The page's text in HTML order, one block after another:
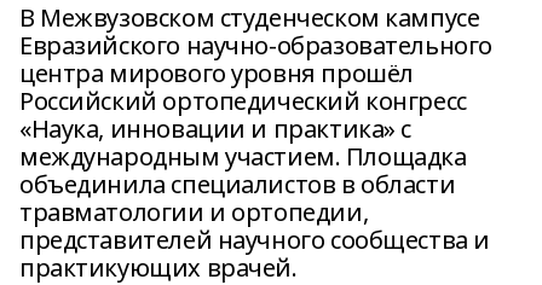
В Межвузовском студенческом кампусе
Евразийского научно-образовательного
центра мирового уровня прошёл
Российский ортопедический конгресс
«Наука, инновации и практика» с
международным участием. Площадка
объединила специалистов в области
травматологии и ортопедии,
представителей научного сообщества и
практикующих врачей.